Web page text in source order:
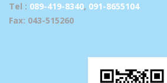
Tel : 089-419-8340, 091-8655104
Fax: 043-515260